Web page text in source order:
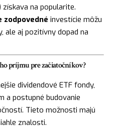
získava na popularite.
zodpovedné investície môžu
ale aj pozitívny dopad na
príjmu pre začiatočníkov?
dividendové ETF fondy,
a postupné budovanie
Tieto možnosti majú
znalosti.